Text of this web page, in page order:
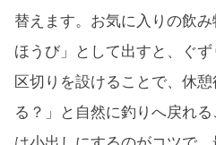
替えます。お気に入りの飲
ほうび」として出すと、ぐず
区切りを設けることで、休
る？」と自然に釣りへ戻れ